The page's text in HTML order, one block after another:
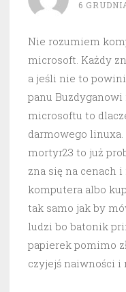
6
Nie rozumiem
microsoft. Każdy
a jeśli nie to
panu
microsoftu to
darmowego
mortyr23 to już
zna się na cenach
komputera albo
tak samo jak by
ludzi bo batonik
papierek pomimo
czyjejś naiwności i